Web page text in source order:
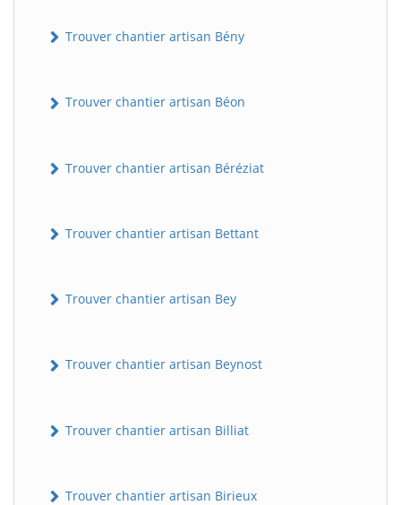
Trouver chantier artisan Bény
Trouver chantier artisan Béon
Trouver chantier artisan Béréziat
Trouver chantier artisan Bettant
Trouver chantier artisan Bey
Trouver chantier artisan Beynost
Trouver chantier artisan Billiat
Trouver chantier artisan Birieux